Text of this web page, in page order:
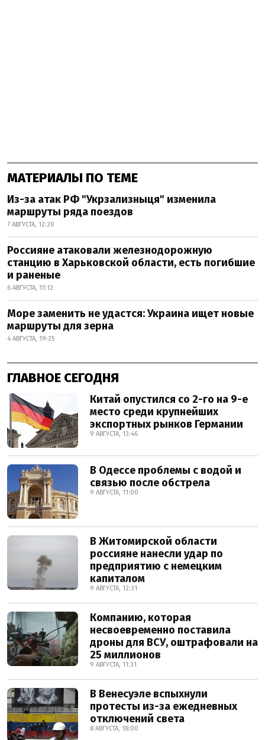
МАТЕРИАЛЫ ПО ТЕМЕ
Из-за атак РФ "Укрзализныця" изменила
маршруты ряда поездов
7 АВГУСТА, 12:20
Россияне атаковали железнодорожную
станцию в Харьковской области, есть погибшие
и раненые
6 АВГУСТА, 11:12
Море заменить не удастся: Украина ищет новые
маршруты для зерна
4 АВГУСТА, 19:25
ГЛАВНОЕ СЕГОДНЯ
Китай опустился со 2-го на 9-е
место среди крупнейших
экспортных рынков Германии
9 АВГУСТА, 13:46
В Одессе проблемы с водой и
связью после обстрела
9 АВГУСТА, 11:00
В Житомирской области
россияне нанесли удар по
предприятию с немецким
капиталом
9 АВГУСТА, 12:31
Компанию, которая
несвоевременно поставила
дроны для ВСУ, оштрафовали на
25 миллионов
9 АВГУСТА, 11:31
В Венесуэле вспыхнули
протесты из-за ежедневных
отключений света
8 АВГУСТА, 18:00